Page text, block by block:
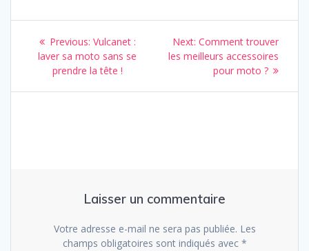
Navigation
l’article
Previous: Previous
post:
Vulcanet :
laver sa moto sans se
prendre la tête !
Next: Next
post:
Comment trouver
les meilleurs accessoires
pour moto ?
Laisser un commentaire
Votre adresse e-mail ne sera pas publiée. Les
champs obligatoires sont indiqués avec *